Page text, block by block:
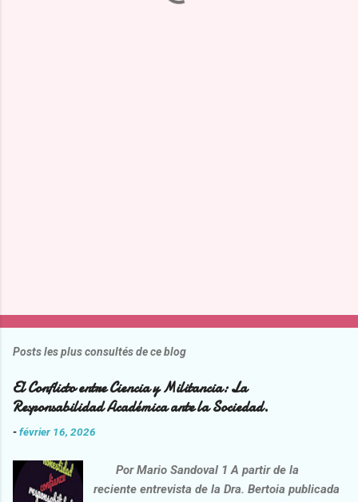
Posts les plus consultés de ce blog
El Conflicto entre Ciencia y Militancia: La
Responsabilidad Académica ante la Sociedad.
-février 16, 2026
Por Mario Sandoval 1 A partir de la
reciente entrevista de la Dra. Bertoia publicada